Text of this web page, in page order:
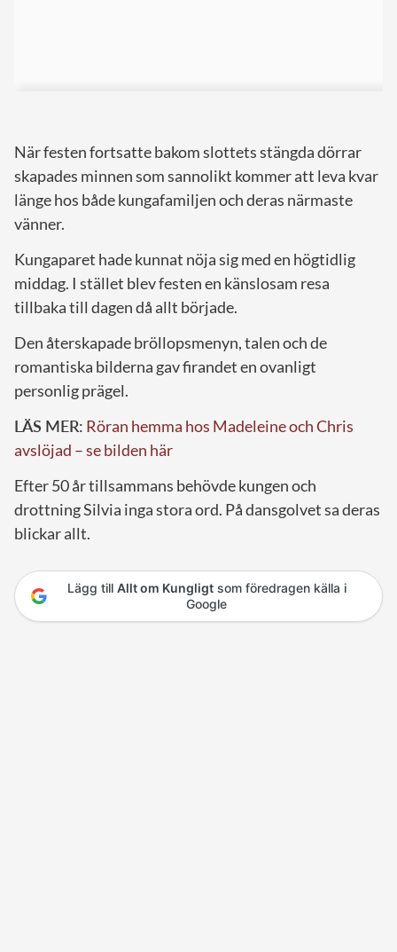
När festen fortsatte bakom slottets stängda dörrar
skapades minnen som sannolikt kommer att leva kvar
länge hos både kungafamiljen och deras närmaste
vänner.
Kungaparet hade kunnat nöja sig med en högtidlig
middag. I stället blev festen en känslosam resa
tillbaka till dagen då allt började.
Den återskapade bröllopsmenyn, talen och de
romantiska bilderna gav firandet en ovanligt
personlig prägel.
LÄS MER: Röran hemma hos Madeleine och Chris
avslöjad – se bilden här
Efter 50 år tillsammans behövde kungen och
drottning Silvia inga stora ord. På dansgolvet sa deras
blickar allt.
Lägg till Allt om Kungligtsom föredragen källa i
Google